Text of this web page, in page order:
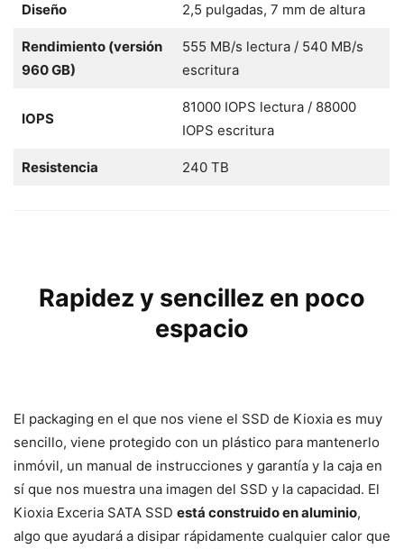
Diseño 2,5 pulgadas, 7 mm de altura
Rendimiento (versión
960 GB)
555 MB/s lectura / 540 MB/s
escritura
IOPS
81000 IOPS lectura / 88000
IOPS escritura
Resistencia 240 TB
Rapidez y sencillez en poco
espacio
El packaging en el que nos viene el SSD de Kioxia es muy
sencillo, viene protegido con un plástico para mantenerlo
inmóvil, un manual de instrucciones y garantía y la caja en
sí que nos muestra una imagen del SSD y la capacidad. El
Kioxia Exceria SATA SSD está construido en aluminio,
algo que ayudará a disipar rápidamente cualquier calor que